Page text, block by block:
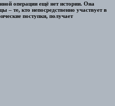
операции ещё нет истории. Она
– те, кто непосредственно участвует в
поступки, получает